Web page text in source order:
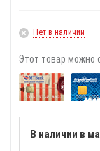
Нет в наличии
Этот товар можно
В наличии в